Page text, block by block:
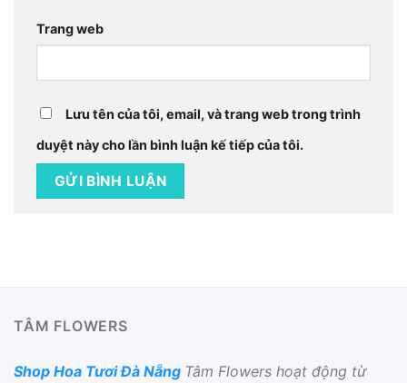
Trang web
Lưu tên của tôi, email, và trang web trong trình
duyệt này cho lần bình luận kế tiếp của tôi.
TÂM FLOWERS
Shop Hoa Tươi Đà Nẵng Tâm Flowers hoạt động từ